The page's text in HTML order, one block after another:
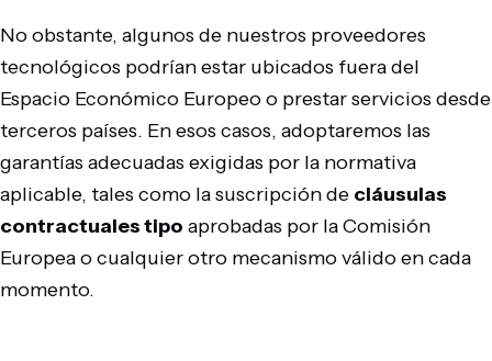
No obstante, algunos de nuestros proveedores
tecnológicos podrían estar ubicados fuera del
Espacio Económico Europeo o prestar servicios desde
terceros países. En esos casos, adoptaremos las
garantías adecuadas exigidas por la normativa
aplicable, tales como la suscripción de cláusulas
contractuales tipo aprobadas por la Comisión
Europea o cualquier otro mecanismo válido en cada
momento.